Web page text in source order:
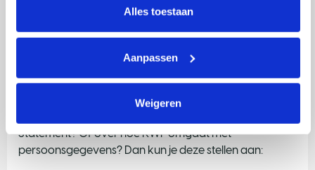
lijst met cookies is te vinden in het tabblad “details”.
Alles toestaan
Aanpassen
Weigeren
Hoe lang blijven de cookies op mijn computer,
Vragen
Statement? Of over hoe KWF omgaat met
persoonsgegevens? Dan kun je deze stellen aan: